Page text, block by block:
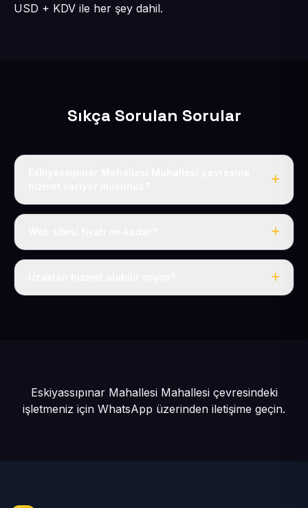
USD + KDV ile her şey dahil.
Sıkça Sorulan Sorular
Evet, Eskiyassıpınar Mahallesi dahil tüm Pınarbaşı ve
Tek fiyat: yılda 50 USD + KDV, her şey dahil.
Eskiyassıpınar Mahallesi Mahallesi çevresindeki
işletmeniz için WhatsApp üzerinden iletişime geçin.